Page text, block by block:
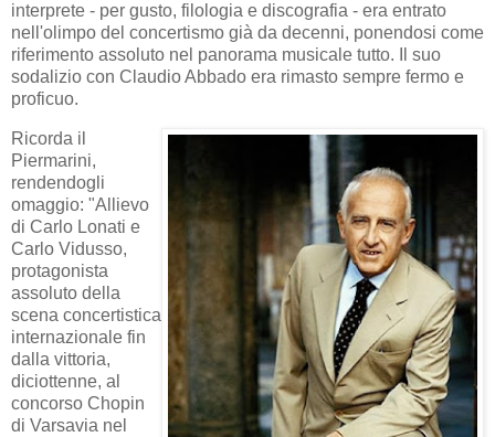
interprete - per gusto, filologia e discografia - era entrato
nell'olimpo del concertismo già da decenni, ponendosi come
riferimento assoluto nel panorama musicale tutto. Il suo
sodalizio con Claudio Abbado era rimasto sempre fermo e
proficuo.
Ricorda il
Piermarini,
rendendogli
omaggio: "Allievo
di Carlo Lonati e
Carlo Vidusso,
protagonista
assoluto della
scena concertistica
internazionale fin
dalla vittoria,
diciottenne, al
concorso Chopin
di Varsavia nel